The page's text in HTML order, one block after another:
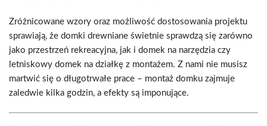
Zróżnicowane wzory oraz możliwość dostosowania projektu
sprawiają, że domki drewniane świetnie sprawdzą się zarówno
jako przestrzeń rekreacyjna, jak i domek na narzędzia czy
letniskowy domek na działkę z montażem. Z nami nie musisz
martwić się o długotrwałe prace – montaż domku zajmuje
zaledwie kilka godzin, a efekty są imponujące.